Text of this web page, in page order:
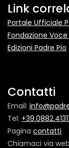
Link
Portale Ufficiale
Fondazione Voce
Edizioni Padre Pio
Contatti
Email:
Tel:
Pagina contatti
Chiamaci via